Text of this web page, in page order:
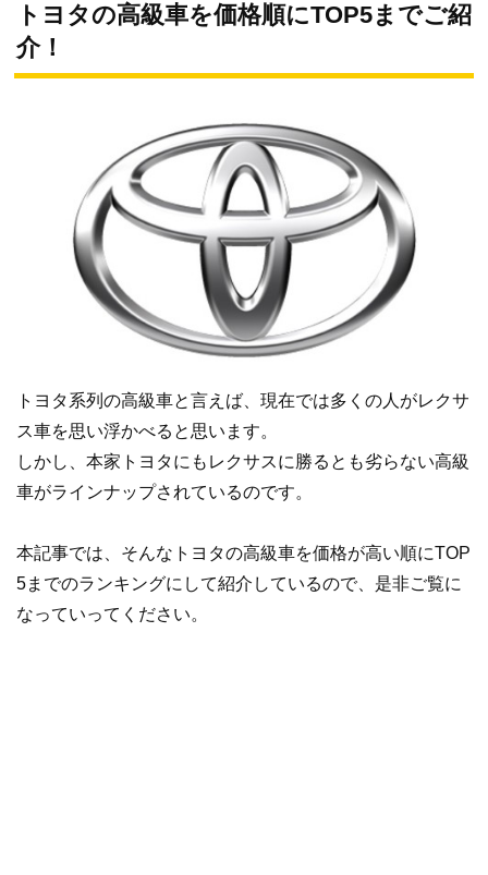
トヨタの高級車を価格順にTOP5までご紹
介！
トヨタ系列の高級車と言えば、現在では多くの人がレクサ
ス車を思い浮かべると思います。
しかし、本家トヨタにもレクサスに勝るとも劣らない高級
車がラインナップされているのです。
本記事では、そんなトヨタの高級車を価格が高い順にTOP
5までのランキングにして紹介しているので、是非ご覧に
なっていってください。